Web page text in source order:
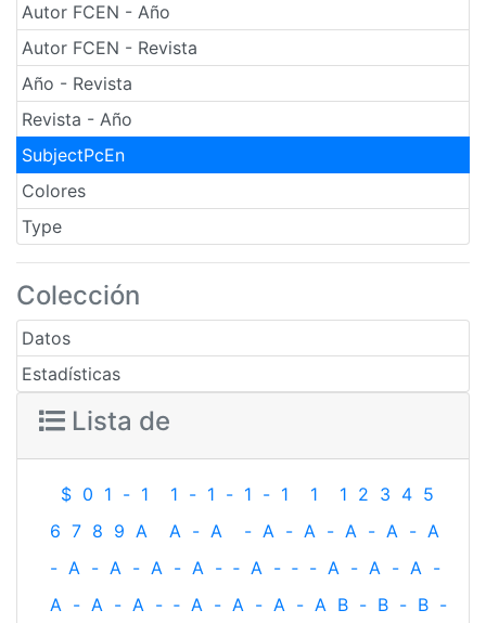
Autor FCEN - Año
Autor FCEN - Revista
Año - Revista
Revista - Año
SubjectPcEn
Colores
Type
Colección
Datos
Estadísticas
Lista de
$ 0 1 - 1 1 - 1 - 1 - 1 1 1 2 3 4 5
6 7 8 9 A A - A - A - A - A - A - A
- A - A - A - A - ‐ A - ‐ - A - A - A -
A - A - A - ‐ A - A - A - A B - B - B -